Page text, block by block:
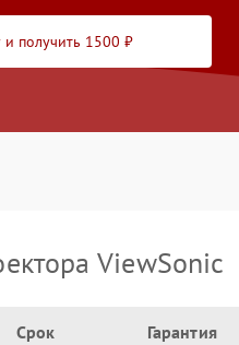
и получить 1500 ₽
ViewSonic
Срок Гарантия